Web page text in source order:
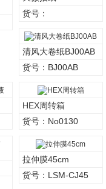
货号：
清风大卷纸BJ00AB
货号：BJ00AB
HEX周转箱
货号：No0130
拉伸膜45cm
货号：LSM-CJ45